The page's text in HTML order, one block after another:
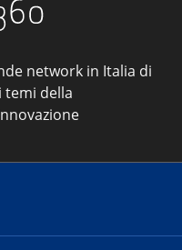
network in Italia di
temi della